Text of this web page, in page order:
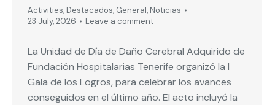
Activities, Destacados, General, Noticias
23 July, 2026
Leave a comment
La Unidad de Día de Daño Cerebral Adquirido de
Fundación Hospitalarias Tenerife organizó la I
Gala de los Logros, para celebrar los avances
conseguidos en el último año. El acto incluyó la